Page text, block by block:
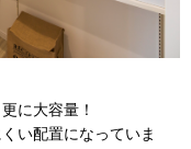
に大容量！
い配置になっていま